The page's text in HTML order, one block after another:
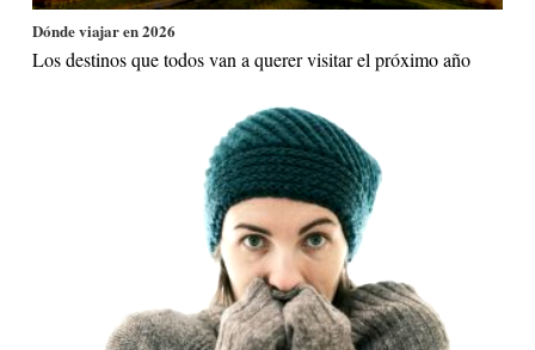
Dónde viajar en 2026
Los destinos que todos van a querer visitar el próximo año